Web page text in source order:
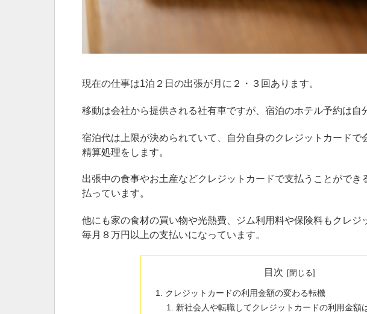
現在の仕事は1泊２日の出張が月に２・３回あります。
移動は会社から提供される社有車ですが、宿泊のホテル予約は自
宿泊代は上限が決められていて、自分自身のクレジットカードで
精算処理をします。
出張中の食事やお土産などクレジットカードで支払うことができ
払っています。
他にも家の食材の買い物や光熱費、ジム利用料や保険料もクレジ
毎月８万円以上の支払いになっています。
目次
クレジットカードの利用金額の変わる転機
新社会人や転職してクレジットカードの利用金額